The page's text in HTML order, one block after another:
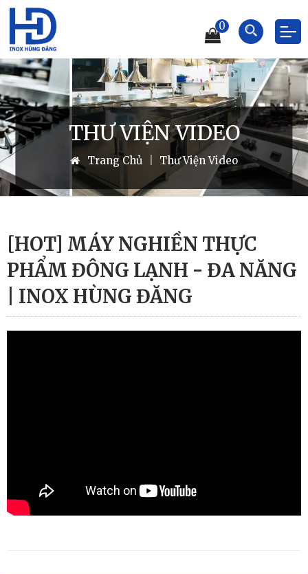
0
THƯ VIỆN VIDEO
Trang Chủ Thư Viện Video
[HOT] MÁY NGHIỀN THỰC
PHẨM ĐÔNG LẠNH - ĐA NĂNG
| INOX HÙNG ĐĂNG